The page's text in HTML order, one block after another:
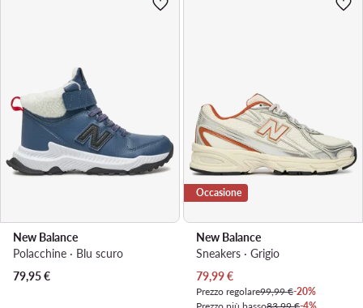
New Balance
Polacchine · Blu scuro
79,95€
Occasione
New Balance
Sneakers · Grigio
Prezzo attuale
79,99€
Prezzo regolare99,99 €-20%